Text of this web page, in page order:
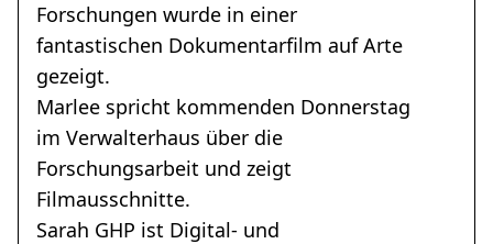
Forschungen wurde in einer
fantastischen Dokumentarfilm auf Arte
gezeigt.
Marlee spricht kommenden Donnerstag
im Verwalterhaus über die
Forschungsarbeit und zeigt
Filmausschnitte.
Sarah GHP ist Digital- und